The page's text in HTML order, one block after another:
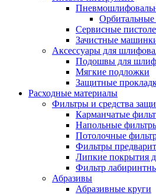
Сервисные
Зачистные
Аксессуары для
Подошвы для
Мягкие подложки
Защитные
Расходные материалы
Фильтры и средства
Карманчатые
Напольные
Потолочные
Фильтры
Липкие покрытия
Фильтр
Абразивы
Абразивные круги